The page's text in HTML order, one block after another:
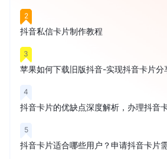
2
抖音私信卡片制作教程
3
苹果如何下载旧版抖音-实现抖音卡片分
4
5